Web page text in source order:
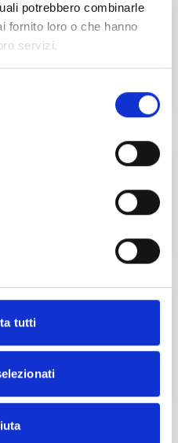
potrebbero combinarle
fornito loro o che hanno
servizi.
tutti